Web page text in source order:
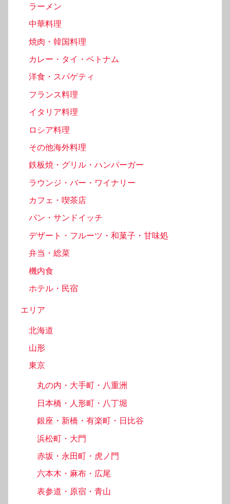
ラーメン
中華料理
焼肉・韓国料理
カレー・タイ・ベトナム
洋食・スパゲティ
フランス料理
イタリア料理
ロシア料理
その他海外料理
鉄板焼・グリル・ハンバーガー
ラウンジ・バー・ワイナリー
カフェ・喫茶店
パン・サンドイッチ
デザート・フルーツ・和菓子・甘味処
弁当・総菜
機内食
ホテル・民宿
エリア
北海道
山形
東京
丸の内・大手町・八重洲
日本橋・人形町・八丁堀
銀座・新橋・有楽町・日比谷
浜松町・大門
赤坂・永田町・虎ノ門
六本木・麻布・広尾
表参道・原宿・青山